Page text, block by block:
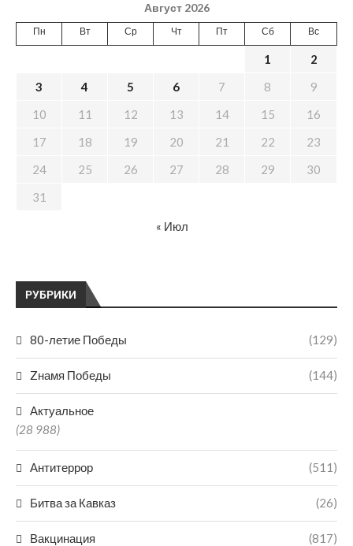
РУБРИКИ
80-летие Победы (129)
Zнамя Победы (144)
Актуальное
(28 988)
Антитеррор (511)
Битва за Кавказ (26)
Вакцинация (817)
Август 2026
Пн Вт Ср Чт Пт Сб Вс
1
2
3
4 5 6 7 8
9
10
11 12 13 14 15
16
17
18 19 20 21 22
23
24
25 26 27 28 29
30
31
« Июл